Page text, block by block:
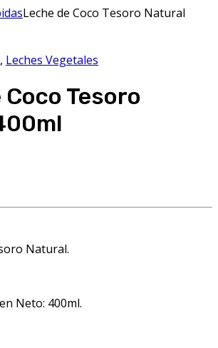
Leche de Coco Tesoro Natural
, Leches Vegetales
Coco Tesoro
Natural.
Neto: 400ml.